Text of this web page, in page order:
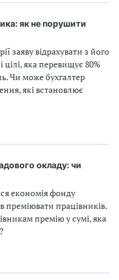
як не порушити
заяву відрахувати з його
цілі, яка перевищує 80%
Чи може бухгалтер
які встановлює
окладу: чи
економія фонду
преміювати працівників.
премію у сумі, яка